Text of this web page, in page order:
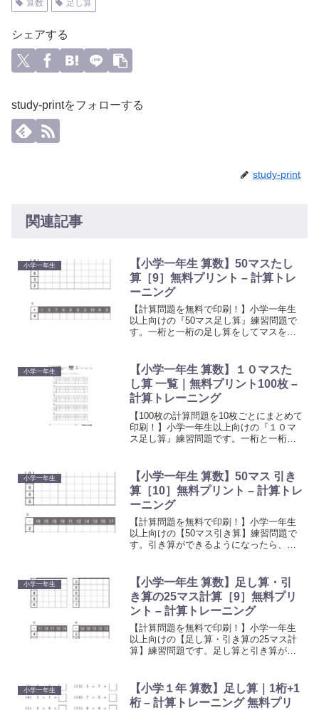
算数 足し算
シェアする
study-printをフォローする
study-print
関連記事
小学一年生
【小学一年生 算数】50マスたし
算［9］無料プリント – 計算トレ
ーニング
【計算問題を無料で印刷！】小学一年生
以上向けの『50マス足し算』練習問題で
す。一桁と一桁の足し算をしてマスを埋
の段の数字と左側にある数字を足してマ
スを埋めていく計算プリントです。
小学一年生
【小学一年生 算数】１０マスた
し算 一覧｜無料プリント100枚 –
計算トレーニング
【100枚の計算問題を10枚ごとにまとめて
印刷！】小学一年生以上向けの『１０マ
ス足し算』練習問題です。一桁と一桁の
してお使いください。上の段の数字と左
側にある数字を足してマスを埋めていく
計算プリントです。
小学一年生
【小学一年生 算数】50マス 引き
算［10］無料プリント – 計算トレ
ーニング
【計算問題を無料で印刷！】小学一年生
以上向けの【50マス引き算】練習問題で
す。引き算ができるようになったら、計
ある数字を引いてマスを埋めていくプリ
ントです。
小学一年生
【小学一年生 算数】足し算・引
き算の25マス計算［9］無料プリ
ント – 計算トレーニング
【計算問題を無料で印刷！】小学一年生
以上向けの【足し算・引き算の25マス計
算】練習問題です。足し算と引き算がで
小学一年生
【小学１年 算数】足し算｜1桁+1
桁 – 計算トレーニング 無料プリ